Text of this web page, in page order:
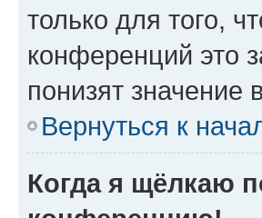
только для того,
конференций это
понизят значение
Вернуться к
Когда я щёлкаю